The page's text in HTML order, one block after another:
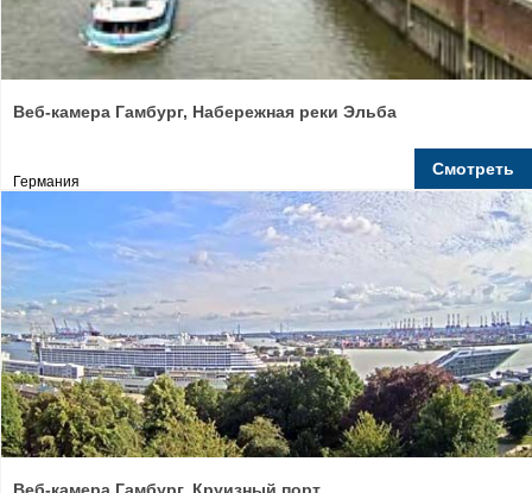
Веб-камера Гамбург, Набережная реки Эльба
Германия
Смотреть